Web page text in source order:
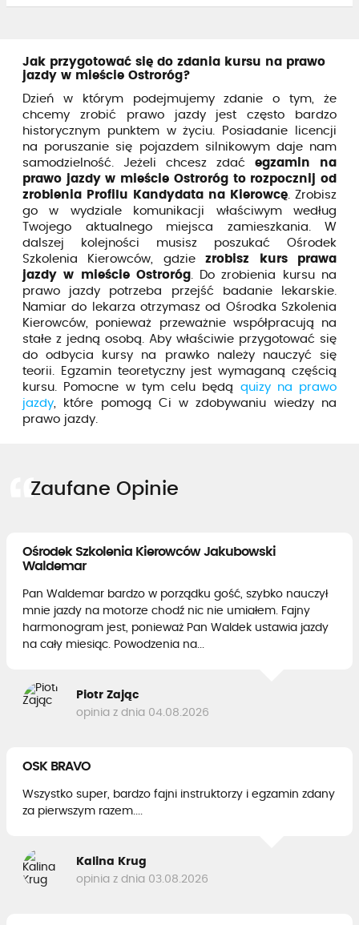
Jak przygotować się do zdania kursu na prawo
jazdy w mieście Ostroróg?
Dzień w którym podejmujemy zdanie o tym, że
chcemy zrobić prawo jazdy jest często bardzo
historycznym punktem w życiu. Posiadanie licencji
na poruszanie się pojazdem silnikowym daje nam
samodzielność. Jeżeli chcesz zdać egzamin na
prawo jazdy w mieście Ostroróg to rozpocznij od
zrobienia Profilu Kandydata na Kierowcę . Zrobisz
go w wydziale komunikacji właściwym według
Twojego aktualnego miejsca zamieszkania. W
dalszej kolejności musisz poszukać Ośrodek
Szkolenia Kierowców, gdziezrobisz kurs prawa
jazdy w mieście Ostroróg. Do zrobienia kursu na
prawo jazdy potrzeba przejść badanie lekarskie.
Namiar do lekarza otrzymasz od Ośrodka Szkolenia
Kierowców, ponieważ przeważnie współpracują na
stałe z jedną osobą. Aby właściwie przygotować się
do odbycia kursy na prawko należy nauczyć się
teorii. Egzamin teoretyczny jest wymaganą częścią
kursu. Pomocne w tym celu będą quizy na prawo
jazdy , które pomogą Ci w zdobywaniu wiedzy na
prawo jazdy.
Zaufane Opinie
Ośrodek Szkolenia Kierowców Jakubowski
Waldemar
Pan Waldemar bardzo w porządku gość, szybko nauczył
mnie jazdy na motorze chodź nic nie umiałem. Fajny
harmonogram jest, ponieważ Pan Waldek ustawia jazdy
na cały miesiąc. Powodzenia na...
Piotr Zając
opinia z dnia 04.08.2026
OSK BRAVO
Wszystko super, bardzo fajni instruktorzy i egzamin zdany
za pierwszym razem....
Kalina Krug
opinia z dnia 03.08.2026